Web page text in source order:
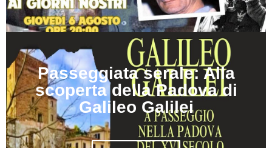
Passeggiata serale: Alla
scoperta della Padova di
Galileo Galilei